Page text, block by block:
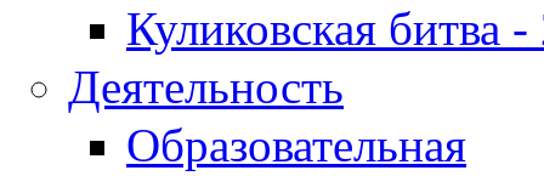
Куликовская битва
Деятельность
Образовательная